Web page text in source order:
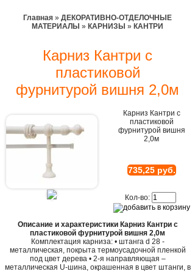
Главная » ДЕКОРАТИВНО-ОТДЕЛОЧНЫЕ
МАТЕРИАЛЫ » КАРНИЗЫ » КАНТРИ
Карниз Кантри с
пластиковой
фурнитурой вишня 2,0м
Карниз Кантри с
пластиковой
фурнитурой вишня
2,0м
735,25 руб.
Кол-во:
Описание и характеристики Карниз Кантри с
пластиковой фурнитурой вишня 2,0м
Комплектация карниза: • штанга d 28 -
металлическая, покрыта термоусадочной пленкой
под цвет дерева • 2-я направляющая –
металлическая U-шина, окрашенная в цвет штанги, в